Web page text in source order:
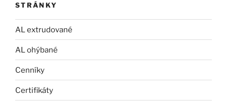
STRÁNKY
AL extrudované
AL ohýbané
Cenníky
Certifikáty